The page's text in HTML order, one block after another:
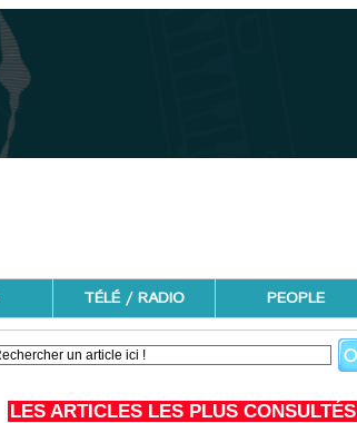
TÉLÉ / RADIO PEOPLE
LES ARTICLES LES PLUS CONSULTÉS